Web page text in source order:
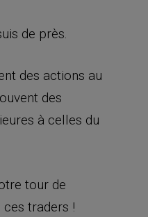
de près.
des actions au
des
à celles du
tour de
traders !